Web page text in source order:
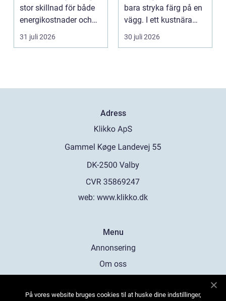
inomhusklimat
stor skillnad för både
energikostnader och
välmående. I en stad
s...
31 juli 2026
bara stryka färg på en
vägg. I ett kustnära
område som Kalmar...
30 juli 2026
Adress
web: www.klikko.dk
Menu
Annonsering
Om oss
Kontakta oss
På vores website bruges cookies til at huske dine indstillinger,